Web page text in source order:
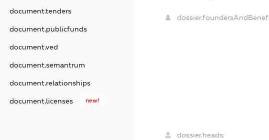
document.tenders
document.publicfunds
document.ved
document.semantrum
document.relationships
document.licenses new!
dossier.heads: